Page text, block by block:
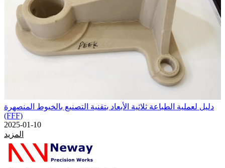
دليل لعملية الطباعة ثلاثية الأبعاد بتقنية التصنيع بالخيوط المنصهرة
(FFF)
2025-01-10
المزيد